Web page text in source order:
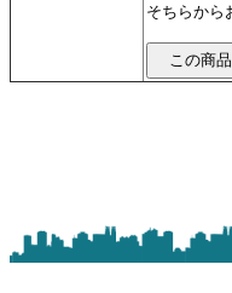
そちらから